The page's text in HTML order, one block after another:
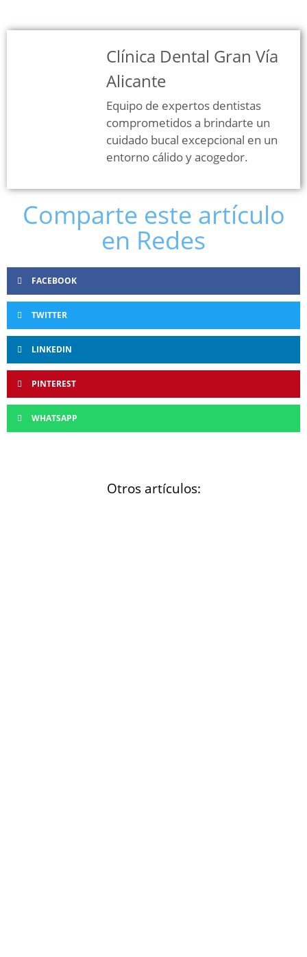
Clínica Dental Gran Vía
Alicante
Equipo de expertos dentistas
comprometidos a brindarte un
cuidado bucal excepcional en un
entorno cálido y acogedor.
Comparte este artículo
en Redes
FACEBOOK
TWITTER
LINKEDIN
PINTEREST
WHATSAPP
Otros artículos: